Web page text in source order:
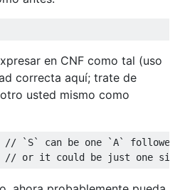
en CNF como tal (uso
correcta aquí; trate de
usted mismo como
`S` can be one `A`